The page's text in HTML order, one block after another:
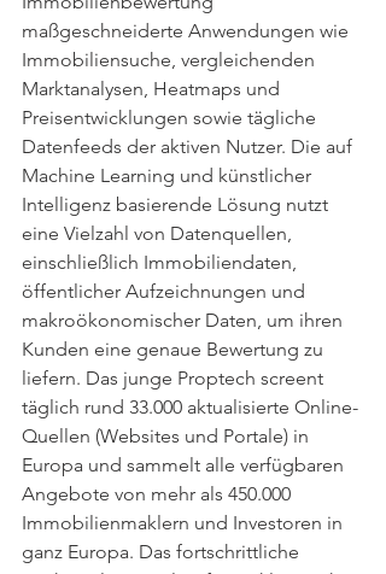
maßgeschneiderte Anwendungen wie
Immobiliensuche, vergleichenden
Marktanalysen, Heatmaps und
Preisentwicklungen sowie tägliche
Datenfeeds der aktiven Nutzer. Die auf
Machine Learning und künstlicher
Intelligenz basierende Lösung nutzt
eine Vielzahl von Datenquellen,
einschließlich Immobiliendaten,
öffentlicher Aufzeichnungen und
makroökonomischer Daten, um ihren
Kunden eine genaue Bewertung zu
liefern. Das junge Proptech screent
täglich rund 33.000 aktualisierte Online-
Quellen (Websites und Portale) in
Europa und sammelt alle verfügbaren
Angebote von mehr als 450.000
Immobilienmaklern und Investoren in
ganz Europa. Das fortschrittliche